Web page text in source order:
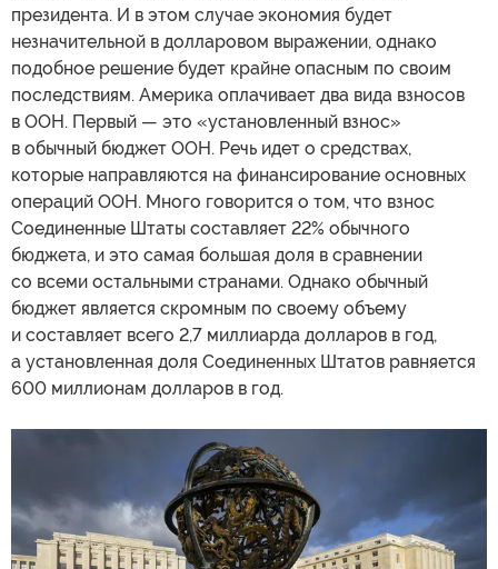
президента. И в этом случае экономия будет
незначительной в долларовом выражении, однако
подобное решение будет крайне опасным по своим
последствиям. Америка оплачивает два вида взносов
в ООН. Первый — это «установленный взнос»
в обычный бюджет ООН. Речь идет о средствах,
которые направляются на финансирование основных
операций ООН. Много говорится о том, что взнос
Соединенные Штаты составляет 22% обычного
бюджета, и это самая большая доля в сравнении
со всеми остальными странами. Однако обычный
бюджет является скромным по своему объему
и составляет всего 2,7 миллиарда долларов в год,
а установленная доля Соединенных Штатов равняется
600 миллионам долларов в год.